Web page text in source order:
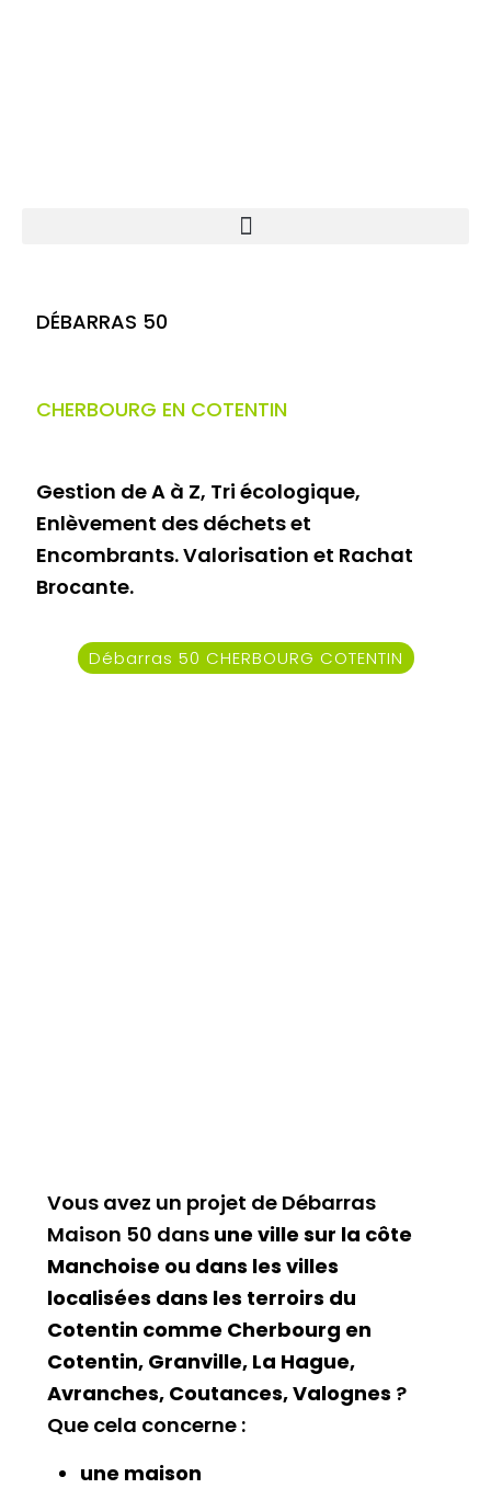
DÉBARRAS 50
CHERBOURG EN COTENTIN
Gestion de A à Z, Tri écologique,
Enlèvement des déchets et
Encombrants. Valorisation et Rachat
Brocante.
Débarras 50 CHERBOURG COTENTIN
Vous avez un projet de Débarras
Maison 50 dans une ville sur la côte
Manchoise ou dans les villes
localisées dans les terroirs du
Cotentin comme Cherbourg en
Cotentin, Granville, La Hague,
Avranches, Coutances, Valognes ?
Que cela concerne :
une maison